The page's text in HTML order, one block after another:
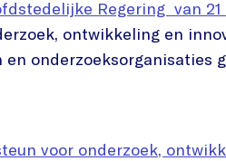
Regering van
ontwikkeling en
onderzoeksorganisaties
voor onderzoek,